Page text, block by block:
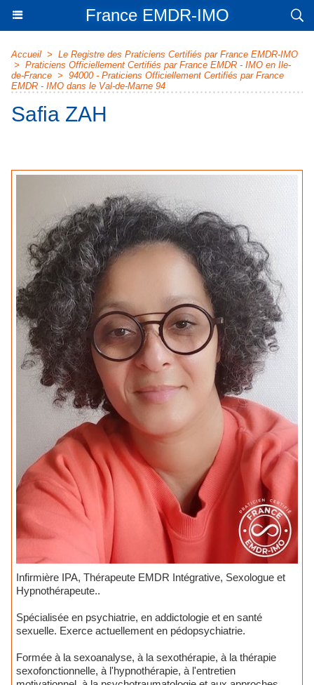
France EMDR-IMO
Accueil > Le Registre des Praticiens Certifiés par France EMDR-IMO
> Praticiens Officiellement Certifiés par France EMDR - IMO en Ile-
de-France > 94000 - Praticiens Officiellement Certifiés par France
EMDR - IMO dans le Val-de-Marne 94
Safia ZAH
Infirmière IPA, Thérapeute EMDR Intégrative, Sexologue et
Hypnothérapeute..
Spécialisée en psychiatrie, en addictologie et en santé
sexuelle. Exerce actuellement en pédopsychiatrie.
Formée à la sexoanalyse, à la sexothérapie, à la thérapie
sexofonctionnelle, à l'hypnothérapie, à l'entretien